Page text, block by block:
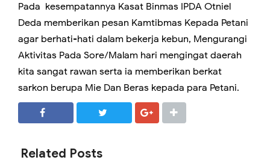
Pada kesempatannya Kasat Binmas IPDA Otniel
Deda memberikan pesan Kamtibmas Kepada Petani
agar berhati-hati dalam bekerja kebun, Mengurangi
Aktivitas Pada Sore/Malam hari mengingat daerah
kita sangat rawan serta ia memberikan berkat
sarkon berupa Mie Dan Beras kepada para Petani.
Related Posts